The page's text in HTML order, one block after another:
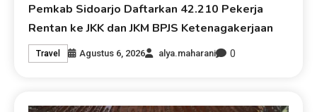
Pemkab Sidoarjo Daftarkan 42.210 Pekerja
Rentan ke JKK dan JKM BPJS Ketenagakerjaan
Travel Agustus 6, 2026 alya.maharani 0